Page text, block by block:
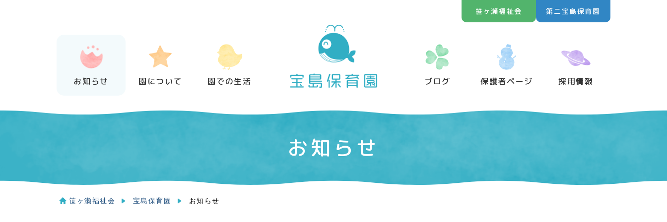
お知らせ 園について 園での生活 ブログ 保護者ページ 採用情報
笹ヶ瀬福祉会 第二宝島保育園
お知らせ
笹ヶ瀬福祉会 宝島保育園 お知らせ